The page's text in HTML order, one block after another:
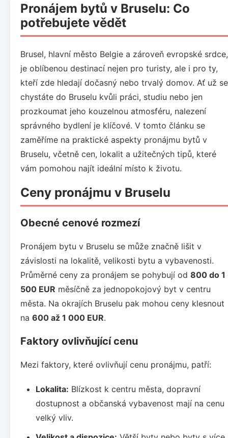
Pronájem bytů v Bruselu: Co
potřebujete vědět
Brusel, hlavní město Belgie a zároveň evropské srdce,
je oblíbenou destinací nejen pro turisty, ale i pro ty,
kteří zde hledají dočasný nebo trvalý domov. Ať už se
chystáte do Bruselu kvůli práci, studiu nebo jen
prozkoumat jeho kouzelnou atmosféru, nalezení
správného bydlení je klíčové. V tomto článku se
zaměříme na praktické aspekty pronájmu bytů v
Bruselu, včetně cen, lokalit a užitečných tipů, které
vám pomohou najít ideální místo k životu.
Ceny pronájmu v Bruselu
Obecné cenové rozmezí
Pronájem bytu v Bruselu se může značně lišit v
závislosti na lokalitě, velikosti bytu a vybavenosti.
Průměrné ceny za pronájem se pohybují od 800 do 1
500 EUR měsíčně za jednopokojový byt v centru
města. Na okrajích Bruselu pak mohou ceny klesnout
na 600 až 1 000 EUR.
Faktory ovlivňující cenu
Mezi faktory, které ovlivňují cenu pronájmu, patří:
Lokalita: Blízkost k centru města, dopravní
dostupnost a občanská vybavenost mají na cenu
velký vliv.